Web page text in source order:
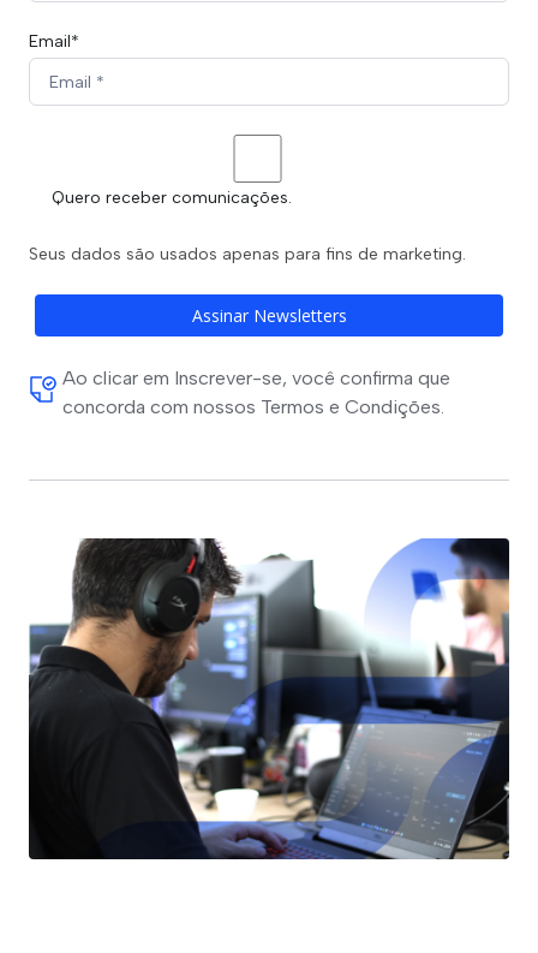
Email*
Quero receber comunicações.
Seus dados são usados apenas para fins de marketing.
Assinar Newsletters
Ao clicar em Inscrever-se, você confirma que
concorda com nossos Termos e Condições.